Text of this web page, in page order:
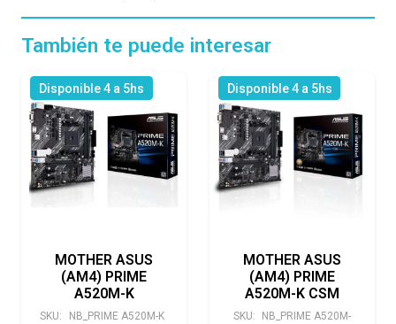
También te puede interesar
Disponible 4 a 5hs
MOTHER ASUS
(AM4) PRIME
A520M-K
SKU: NB_PRIME A520M-K
Disponible 4 a 5hs
MOTHER ASUS
(AM4) PRIME
A520M-K CSM
SKU:
NB_PRIME A520M-